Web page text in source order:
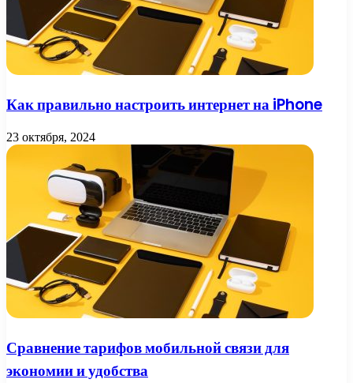
Как правильно настроить интернет на iPhone
23 октября, 2024
Сравнение тарифов мобильной связи для
экономии и удобства